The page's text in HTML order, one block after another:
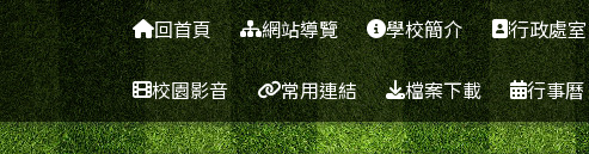
跳至主內容區
臺南市南區喜樹國民小學
導覽列 回首頁 網站導覽 學校簡介 行政處室
校園影音 常用連結 檔案下載 行事曆